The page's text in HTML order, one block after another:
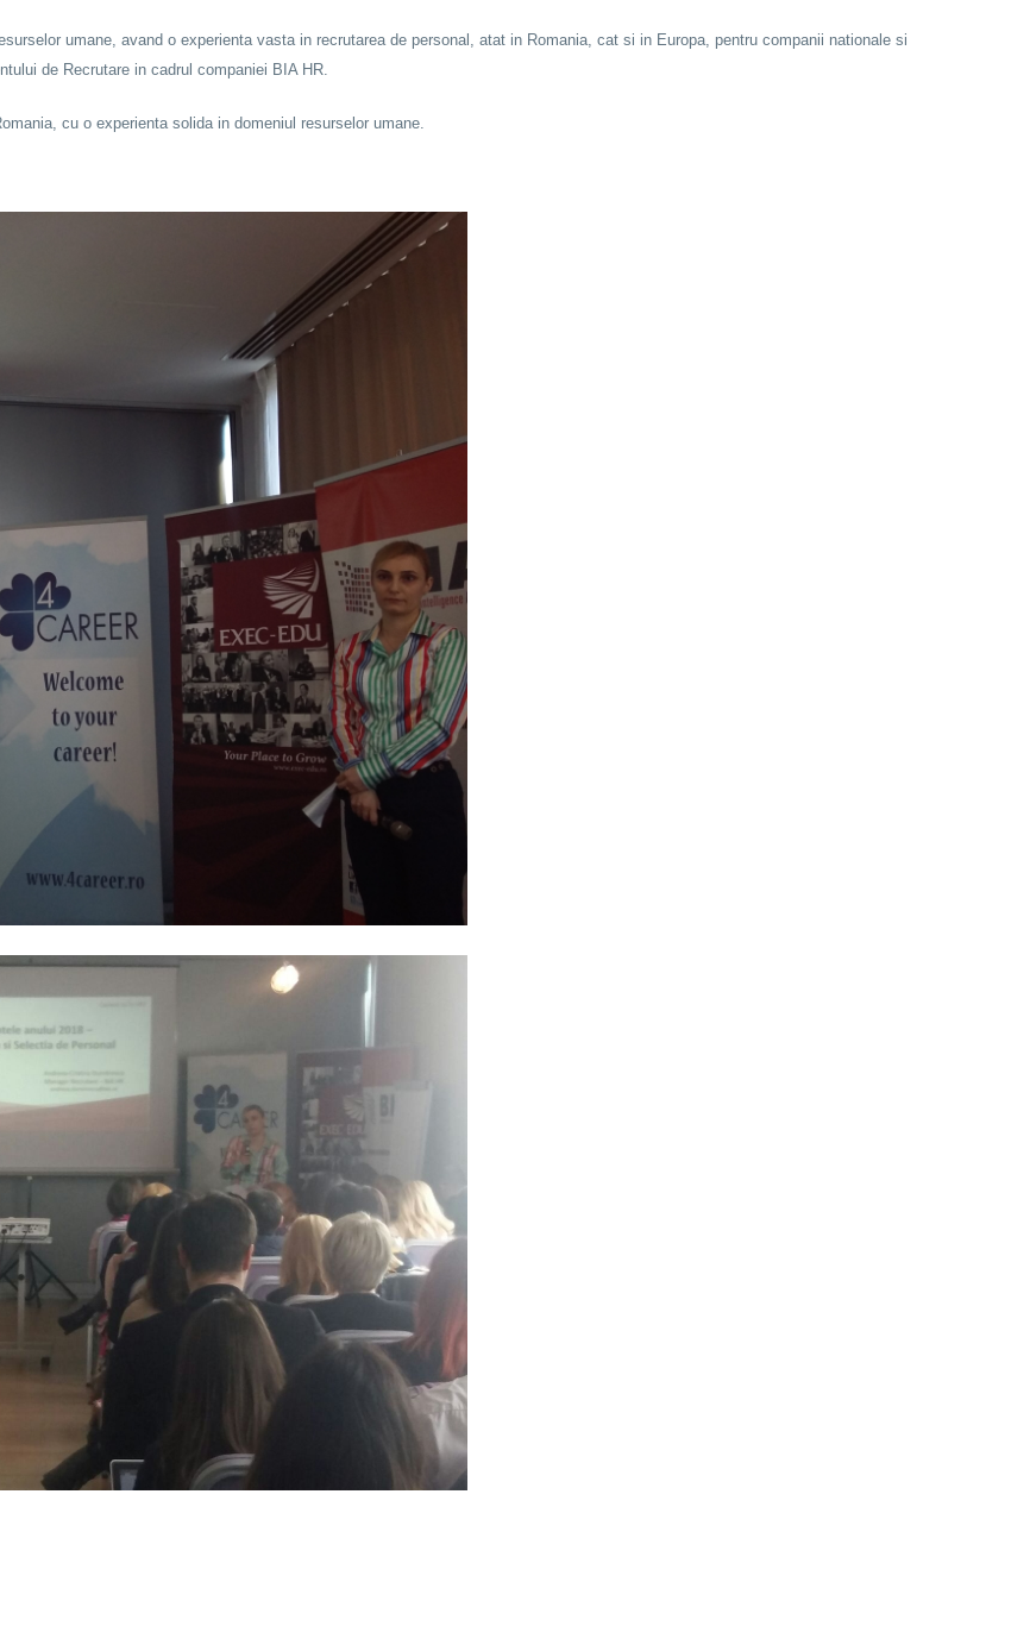
umane, avand o experienta vasta in recrutarea de personal, atat in Romania, cat si in Europa, pentru companii nationale si
de Recrutare in cadrul companiei BIA HR.
cu o experienta solida in domeniul resurselor umane.